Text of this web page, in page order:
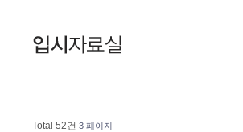
Total 52건 3 페이지